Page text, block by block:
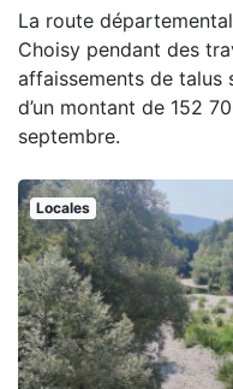
La route
Choisy pendant des
affaissements de talus
d’un montant de 152
septembre.
Locales